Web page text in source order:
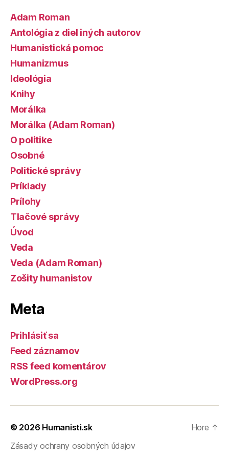
Adam Roman
Antológia z diel iných autorov
Humanistická pomoc
Humanizmus
Ideológia
Knihy
Morálka
Morálka (Adam Roman)
O politike
Osobné
Politické správy
Príklady
Prílohy
Tlačové správy
Úvod
Veda
Veda (Adam Roman)
Zošity humanistov
Meta
Prihlásiť sa
Feed záznamov
RSS feed komentárov
WordPress.org
© 2026 Humanisti.sk
Zásady ochrany osobných údajov
Hore ↑